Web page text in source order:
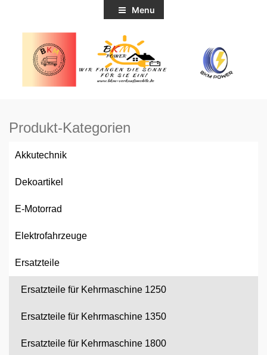
Menu
Produkt-Kategorien
Akkutechnik
Dekoartikel
E-Motorrad
Elektrofahrzeuge
Ersatzteile
Ersatzteile für Kehrmaschine 1250
Ersatzteile für Kehrmaschine 1350
Ersatzteile für Kehrmaschine 1800